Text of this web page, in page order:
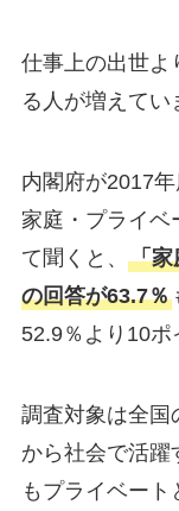
仕事上の出世よ
る人が増えてい
内閣府が2017
家庭・プライベ
て聞くと、 「家
の回答が63.7％
52.9％より10ポ
調査対象は全国
から社会で活躍
もプライベー